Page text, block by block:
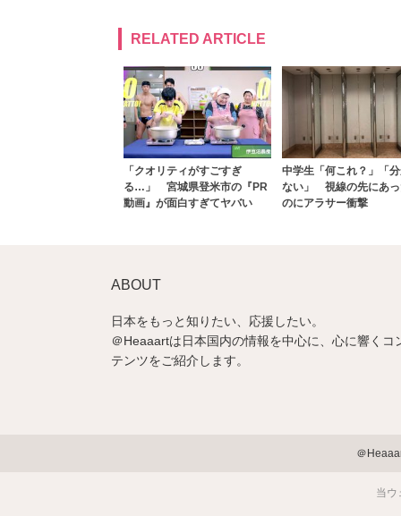
RELATED ARTICLE
「クオリティがすごすぎ
る…」 宮城県登米市の『PR
動画』が面白すぎてヤバい
中学生「何これ？」「
ない」 視線の先にあっ
のにアラサー衝撃
ABOUT
日本をもっと知りたい、応援したい。
＠Heaaartは日本国内の情報を中心に、心に響くコ
テンツをご紹介します。
＠
当ウ